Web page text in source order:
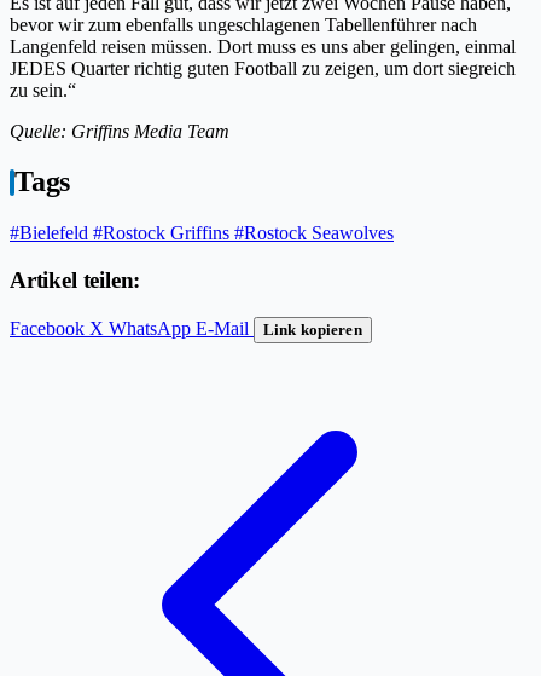
bevor wir zum ebenfalls ungeschlagenen Tabellenführer nach
Langenfeld reisen müssen. Dort muss es uns aber gelingen, einmal
JEDES Quarter richtig guten Football zu zeigen, um dort siegreich
zu sein.“
Quelle: Griffins Media Team
Tags
#Bielefeld #Rostock Griffins #Rostock Seawolves
Artikel teilen:
Facebook X WhatsApp E-Mail Link kopieren